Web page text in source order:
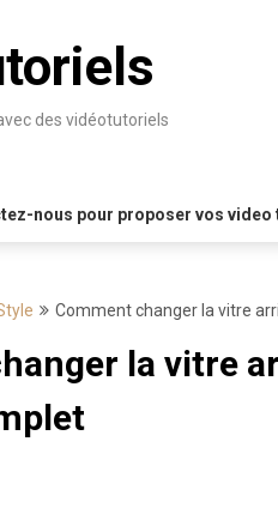
des vidéotutoriels
nous pour proposer vos video
Comment changer la vitre
la vitre